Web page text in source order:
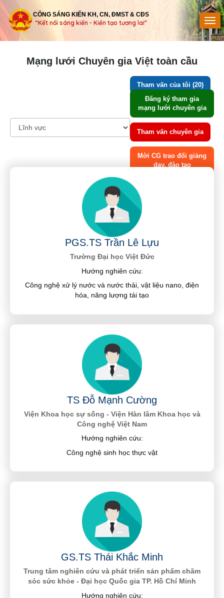
CỔNG SÁNG KIẾN KH, CN, ĐMST & CĐS
“Kết nối sáng kiến - Kiến tạo tương lai”
Mạng lưới Chuyên gia Việt toàn cầu
Tham vấn của tôi (20)
Đăng ký tham gia
mạng lưới chuyên gia
Tham vấn chuyên gia
Mời CG trao đổi giảng
dạy, đào tạo
PGS.TS Trần Lê Lựu
Trường Đại học Việt Đức
Hướng nghiên cứu:
Công nghệ xử lý nước và nước thải, vật liệu nano, điện
hóa, năng lượng tái tạo
TS Đỗ Mạnh Cường
Viện Khoa học sự sống - Viện Hàn lâm Khoa học và
Công nghệ Việt Nam
Hướng nghiên cứu:
Công nghệ sinh học thực vật
GS.TS Thái Khắc Minh
Trung tâm nghiên cứu và phát triển sản phẩm chăm
sóc sức khỏe - Đại học Quốc gia TP. Hồ Chí Minh
Hướng nghiên cứu: